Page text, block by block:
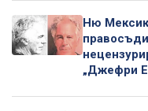
Ню
„Джефри